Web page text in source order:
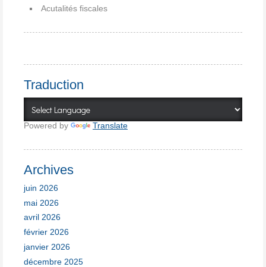
Acutalités fiscales
Traduction
Powered by Translate
Archives
juin 2026
mai 2026
avril 2026
février 2026
janvier 2026
décembre 2025